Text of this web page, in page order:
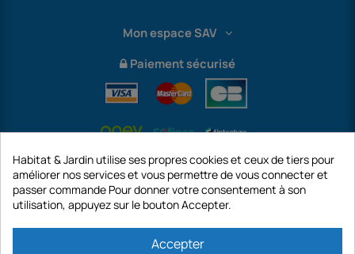
Mon espace SAV
Paiement sécurisé
International
Habitat & Jardin utilise ses propres cookies et ceux de tiers pour
améliorer nos services et vous permettre de vous connecter et
passer commande Pour donner votre consentement à son
utilisation, appuyez sur le bouton Accepter.
Accepter